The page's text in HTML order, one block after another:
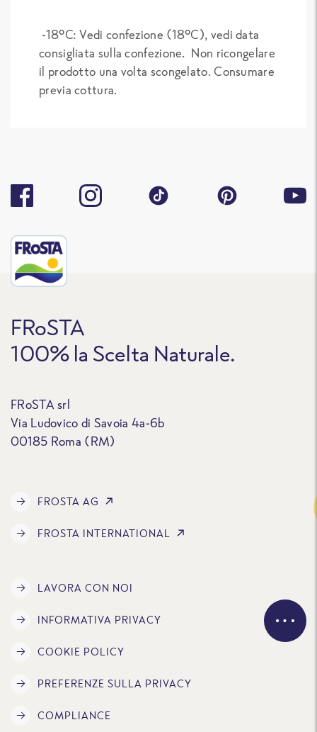
-18°C: Vedi confezione (18°C), vedi data
consigliata sulla confezione. Non ricongelare
il prodotto una volta scongelato. Consumare
previa cottura.
FRoSTA
100% la Scelta Naturale.
FRoSTA srl
Via Ludovico di Savoia 4a-6b
00185 Roma (RM)
FROSTA AG
FROSTA INTERNATIONAL
LAVORA CON NOI
INFORMATIVA PRIVACY
COOKIE POLICY
PREFERENZE SULLA PRIVACY
COMPLIANCE